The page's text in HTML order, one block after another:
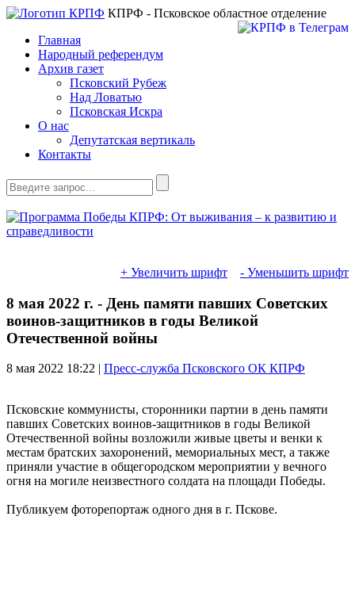
КПРФ - Псковское областное отделение
Главная
Народный референдум
Архив газет
Псковский Рубеж
Над Ловатью
Псковская Искра
О нас
Депутатская вертикаль
Контакты
+ Увеличить шрифт - Уменьшить шрифт
8 мая 2022 г. - День памяти павших Советских
воинов-защитников в годы Великой
Отечественной войны
8 мая 2022 18:22 | Пресс-служба Псковского ОК КПРФ
Псковские коммунисты, сторонники партии в день памяти
павших Советских воинов-защитников в годы Великой
Отечественной войны возложили живые цветы и венки к
местам братских захоронений, мемориальных мест, а также
приняли участие в общегородском мероприятии у вечного
огня на могиле неизвестного солдата на площади Победы.
Публикуем фоторепортаж одного дня в г. Пскове.